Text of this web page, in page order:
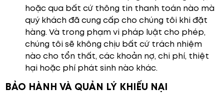
hoặc qua bất cứ thông tin thanh toán nào mà
quý khách đã cung cấp cho chúng tôi khi đặt
hàng. Và trong phạm vi pháp luật cho phép,
chúng tôi sẽ không chịu bất cứ trách nhiệm
nào cho tổn thất, các khoản nợ, chi phí, thiệt
hại hoặc phí phát sinh nào khác.
BẢO HÀNH VÀ QUẢN LÝ KHIẾU NẠI